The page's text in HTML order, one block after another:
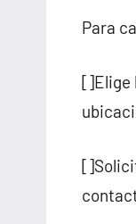
Para
[]Elige